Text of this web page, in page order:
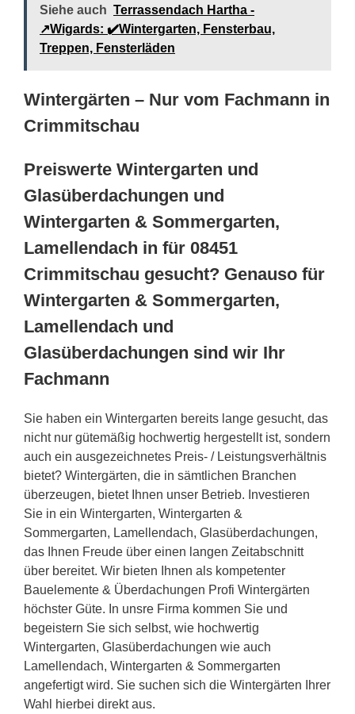
Siehe auch Terrassendach Hartha -
↗️Wigards: ✔️Wintergarten, Fensterbau,
Treppen, Fensterläden
Wintergärten – Nur vom Fachmann in
Crimmitschau
Preiswerte Wintergarten und
Glasüberdachungen und
Wintergarten & Sommergarten,
Lamellendach in für 08451
Crimmitschau gesucht? Genauso für
Wintergarten & Sommergarten,
Lamellendach und
Glasüberdachungen sind wir Ihr
Fachmann
Sie haben ein Wintergarten bereits lange gesucht, das
nicht nur gütemäßig hochwertig hergestellt ist, sondern
auch ein ausgezeichnetes Preis- / Leistungsverhältnis
bietet? Wintergärten, die in sämtlichen Branchen
überzeugen, bietet Ihnen unser Betrieb. Investieren
Sie in ein Wintergarten, Wintergarten &
Sommergarten, Lamellendach, Glasüberdachungen,
das Ihnen Freude über einen langen Zeitabschnitt
über bereitet. Wir bieten Ihnen als kompetenter
Bauelemente & Überdachungen Profi Wintergärten
höchster Güte. In unsre Firma kommen Sie und
begeistern Sie sich selbst, wie hochwertig
Wintergarten, Glasüberdachungen wie auch
Lamellendach, Wintergarten & Sommergarten
angefertigt wird. Sie suchen sich die Wintergärten Ihrer
Wahl hierbei direkt aus.